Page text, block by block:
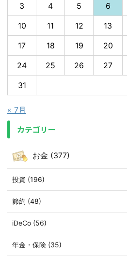
3 4 5 6
10 11 12 13
17 18 19 20
24 25 26 27
31
« 7月
カテゴリー
お金 (377)
投資 (196)
節約 (48)
iDeCo (56)
年金・保険 (35)